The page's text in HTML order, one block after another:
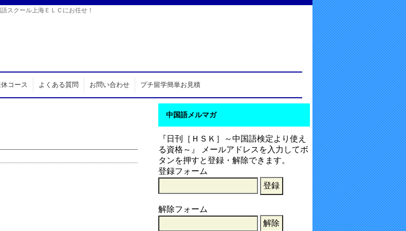
スクール上海ＥＬＣにお任せ！
コース よくある質問 お問い合わせ プチ留学簡単お見積
中国語メルマガ
『日刊［ＨＳＫ］～中国語検定より使え
る資格～』 メールアドレスを入力してボ
タンを押すと登録・解除できます。
登録フォーム
解除フォーム